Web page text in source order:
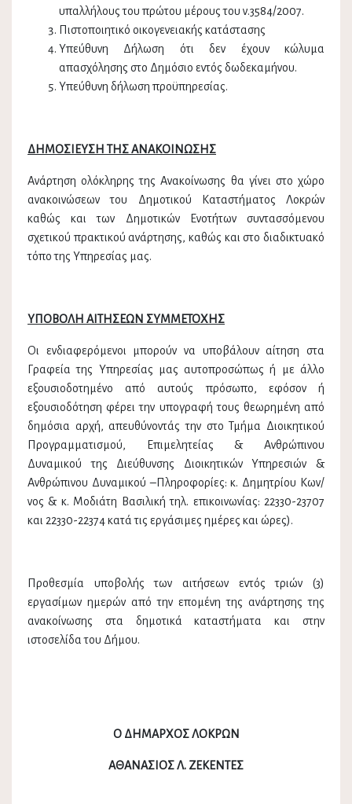
υπαλλήλους του πρώτου μέρους του ν.3584/2007.
Πιστοποιητικό οικογενειακής κατάστασης
Υπεύθυνη Δήλωση ότι δεν έχουν κώλυμα
απασχόλησης στο Δημόσιο εντός δωδεκαμήνου.
Υπεύθυνη δήλωση προϋπηρεσίας.
ΔΗΜΟΣΙΕΥΣΗ ΤΗΣ ΑΝΑΚΟΙΝΩΣΗΣ
Ανάρτηση ολόκληρης της Ανακοίνωσης θα γίνει στο χώρο
ανακοινώσεων του Δημοτικού Καταστήματος Λοκρών
καθώς και των Δημοτικών Ενοτήτων συντασσόμενου
σχετικού πρακτικού ανάρτησης, καθώς και στο διαδικτυακό
τόπο της Υπηρεσίας μας.
ΥΠΟΒΟΛΗ ΑΙΤΗΣΕΩΝ ΣΥΜΜΕΤΟΧΗΣ
Οι ενδιαφερόμενοι μπορούν να υποβάλουν αίτηση στα
Γραφεία της Υπηρεσίας μας αυτοπροσώπως ή με άλλο
εξουσιοδοτημένο από αυτούς πρόσωπο, εφόσον ή
εξουσιοδότηση φέρει την υπογραφή τους θεωρημένη από
δημόσια αρχή, απευθύνοντάς την στο Τμήμα Διοικητικού
Προγραμματισμού, Επιμελητείας & Ανθρώπινου
Δυναμικού της Διεύθυνσης Διοικητικών Υπηρεσιών &
Ανθρώπινου Δυναμικού –Πληροφορίες: κ. Δημητρίου Κων/
νος & κ. Μοδιάτη Βασιλική τηλ. επικοινωνίας: 22330-23707
και 22330-22374 κατά τις εργάσιμες ημέρες και ώρες).
Προθεσμία υποβολής των αιτήσεων εντός τριών (3)
εργασίμων ημερών από την επομένη της ανάρτησης της
ανακοίνωσης στα δημοτικά καταστήματα και στην
ιστοσελίδα του Δήμου.
Ο ΔΗΜΑΡΧΟΣ ΛΟΚΡΩΝ
ΑΘΑΝΑΣΙΟΣ Λ. ΖΕΚΕΝΤΕΣ